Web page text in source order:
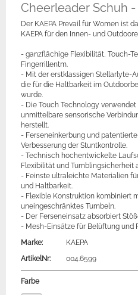
Cheerleader Schuh -
Der KAEPA Prevail für Women ist
KAEPA für den Innen- und
- ganzflächige Flexibilität, Touch-
Fingerrillentm.
- Mit der erstklassigen Stellarlyte-
die für die Haltbarkeit im
wurde.
- Die Touch Technology verwendet
unmittelbare sensorische
herstellt.
- Ferseneinkerbung und
Verbesserung der Stuntkontrolle.
- Technisch hochentwickelte
Flexibilität und Tumblingsicherheit
- Feinste ultraleichte Materialien
und Haltbarkeit.
- Flexible Konstruktion kombiniert
uneingeschränktes Tumbeln.
- Der Ferseneinsatz absorbiert
- Mesh-Einsätze für Belüftung und
Marke:
KAEPA
ArtikelNr:
004.6599
Farbe